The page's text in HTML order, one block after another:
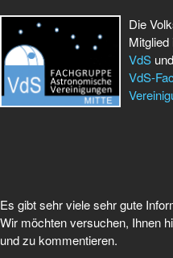
Die
Mitglied
VdS
VdS-
Es gibt sehr viele sehr gute
Wir möchten versuchen, Ihnen
und zu kommentieren.